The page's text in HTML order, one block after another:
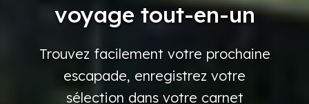
voyage tout-en-un
Trouvez facilement votre prochaine
escapade, enregistrez votre
sélection dans votre carnet